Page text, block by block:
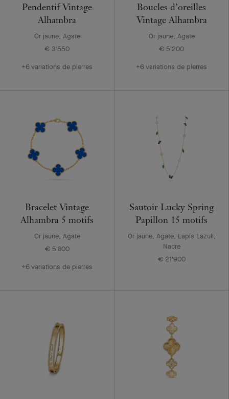
Pendentif Vintage
Alhambra
Or jaune, Agate
€ 3'550
+6 variations de pierres
Boucles d’oreilles
Vintage Alhambra
Or jaune, Agate
€ 5'200
+6 variations de pierres
Bracelet Vintage
Alhambra 5 motifs
Or jaune, Agate
€ 5'800
+6 variations de pierres
Sautoir Lucky Spring
Papillon 15 motifs
Or jaune, Agate, Lapis Lazuli,
Nacre
€ 21'900